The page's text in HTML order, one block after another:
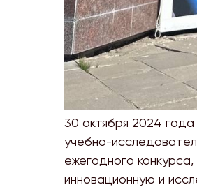
30 октября 2024
учебно-
ежегодного
инновационную и